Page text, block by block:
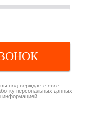
подтверждаете свое
персональных данных
информацией